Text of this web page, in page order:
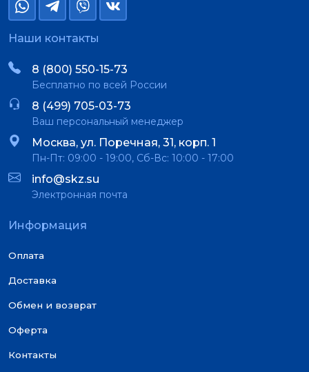
Наши контакты
8 (800) 550-15-73
Бесплатно по всей России
8 (499) 705-03-73
Ваш персональный менеджер
Москва, ул. Поречная, 31, корп. 1
Пн-Пт: 09:00 - 19:00, Сб-Вс: 10:00 - 17:00
info@skz.su
Электронная почта
Информация
Оплата
Доставка
Обмен и возврат
Оферта
Контакты